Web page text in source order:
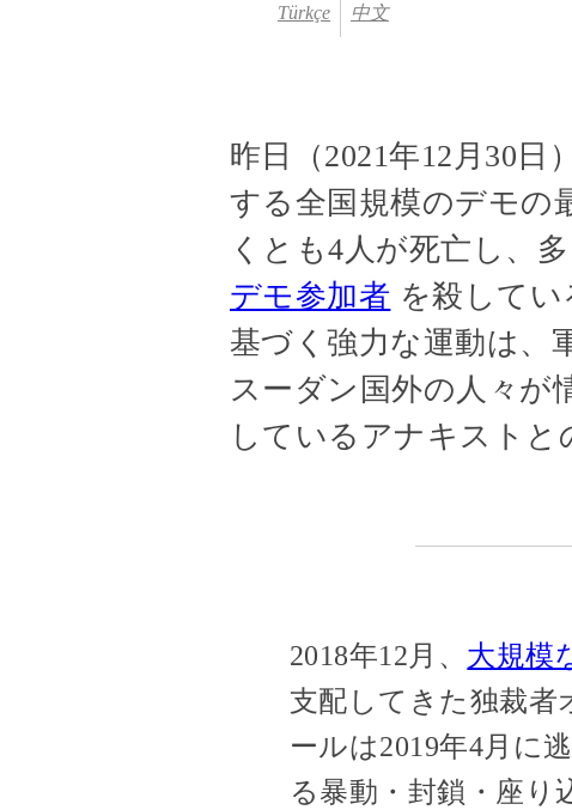
Türkçe 中文
昨日（2021年12月30
する全国規模のデモの
くとも4人が死亡し、
デモ参加者 を殺して
基づく強力な運動は、
スーダン国外の人々が
しているアナキストと
2018年12月、 大規模
支配してきた独裁者
ールは2019年4月に
る暴動・封鎖・座り